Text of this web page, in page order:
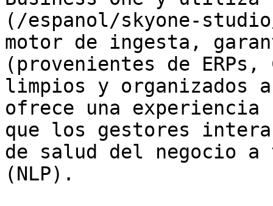
(/espanol/skyone-
motor de ingesta,
(provenientes de
limpios y organizados
ofrece una experiencia
que los gestores
de salud del negocio
(NLP).